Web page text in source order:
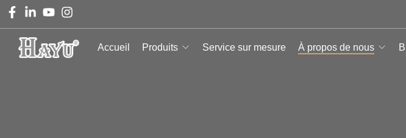
Accueil Produits Service sur mesure À propos de nous